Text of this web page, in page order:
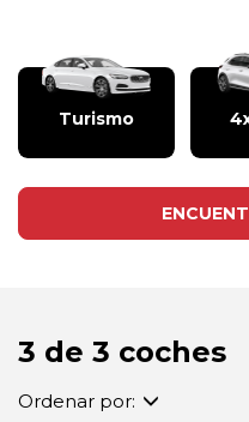
Turismo
3 de 3 coches
Ordenar por: